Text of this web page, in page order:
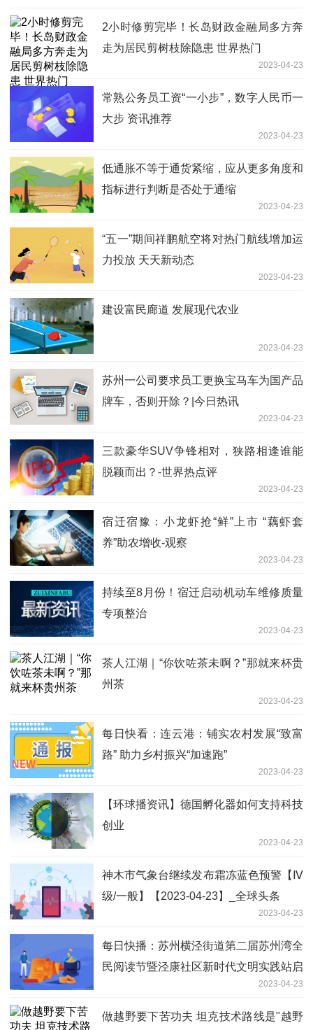
2小时修剪完毕！长岛财政金融局多方奔
走为居民剪树枝除隐患 世界热门
2023-04-23
常熟公务员工资“一小步”，数字人民币一
大步 资讯推荐
2023-04-23
低通胀不等于通货紧缩，应从更多角度和
指标进行判断是否处于通缩
2023-04-23
“五一”期间祥鹏航空将对热门航线增加运
力投放 天天新动态
2023-04-23
建设富民廊道 发展现代农业
2023-04-23
苏州一公司要求员工更换宝马车为国产品
牌车，否则开除？|今日热讯
2023-04-23
三款豪华SUV争锋相对，狭路相逢谁能
脱颖而出？-世界热点评
2023-04-23
宿迁宿豫：小龙虾抢“鲜”上市 “藕虾套
养”助农增收-观察
2023-04-23
持续至8月份！宿迁启动机动车维修质量
专项整治
2023-04-23
茶人江湖｜“你饮咗茶未啊？”那就来杯贵
州茶
2023-04-23
每日快看：连云港：铺实农村发展“致富
路” 助力乡村振兴“加速跑”
2023-04-23
【环球播资讯】德国孵化器如何支持科技
创业
2023-04-23
神木市气象台继续发布霜冻蓝色预警【Ⅳ
级/一般】【2023-04-23】_全球头条
2023-04-23
每日快播：苏州横泾街道第二届苏州湾全
民阅读节暨泾康社区新时代文明实践站启
2023-04-23
做越野要下苦功夫 坦克技术路线是"越野